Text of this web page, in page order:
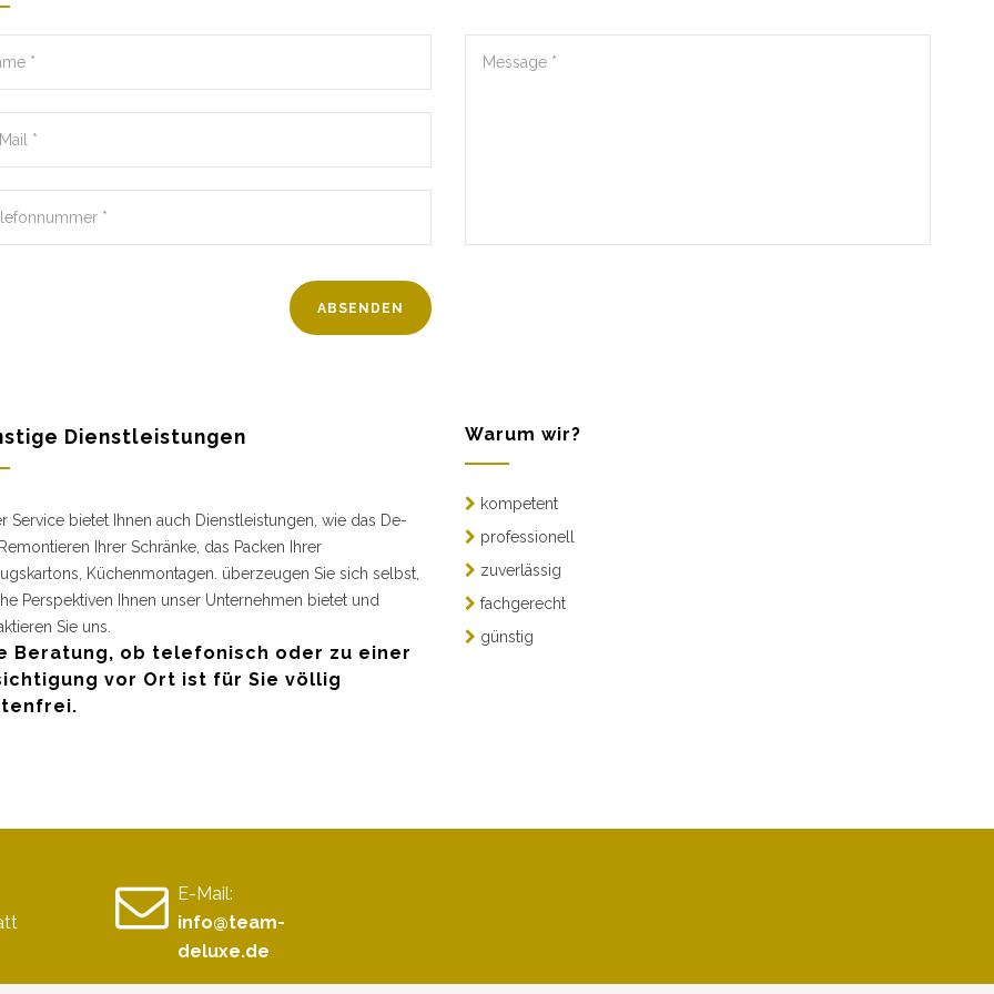
Dienstleistungen
Service bietet Ihnen auch Dienstleistungen, wie das De-
Ihrer Schränke, das Packen Ihrer
Küchenmontagen. überzeugen Sie sich selbst,
Perspektiven Ihnen unser Unternehmen bietet und
Sie uns.
Beratung, ob telefonisch oder zu einer
vor Ort ist für Sie völlig
Warum wir?
kompetent
professionell
zuverlässig
fachgerecht
günstig
E-Mail:
info@team-
deluxe.de